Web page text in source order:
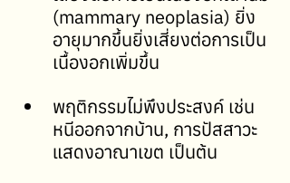
(mammary neoplasia) ยิ่ง
อายุมากขึ้นยิ่งเสี่ยงต่อการเป็น
เนื้องอกเพิ่มขึ้น
พฤติกรรมไม่พึงประสงค์ เช่น
หนีออกจากบ้าน, การปัสสาวะ
แสดงอาณาเขต เป็นต้น